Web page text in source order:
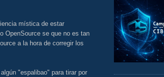
mística de estar
OpenSource se que no es tan
a la hora de corregir los
"espalibao" para tirar por